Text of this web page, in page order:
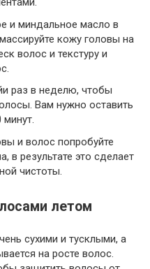
и миндальное масло в
кожу головы на
волос и текстуру и
раз в неделю, чтобы
Вам нужно оставить
минут.
и волос попробуйте
в результате это сделает
чистоты.
летом
сухими и тусклыми, а
на росте волос.